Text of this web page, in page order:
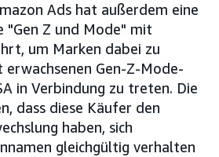
Ads hat außerdem eine
"Gen Z und Mode" mit
um Marken dabei zu
Gen-Z-Mode-
in Verbindung zu treten. Die
dass diese Käufer den
haben, sich
gleichgültig verhalten